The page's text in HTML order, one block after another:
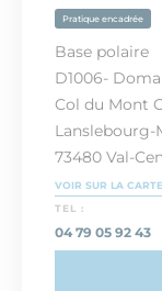
Pratique encadrée
Base polaire
D1006-
Col du Mont
Lanslebourg-
73480 Val-
VOIR SUR LA CARTE
TEL :
04 79 05 92 43